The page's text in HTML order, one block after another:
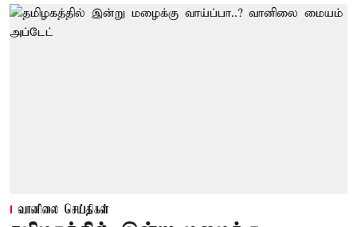
வானிலை செய்திகள்